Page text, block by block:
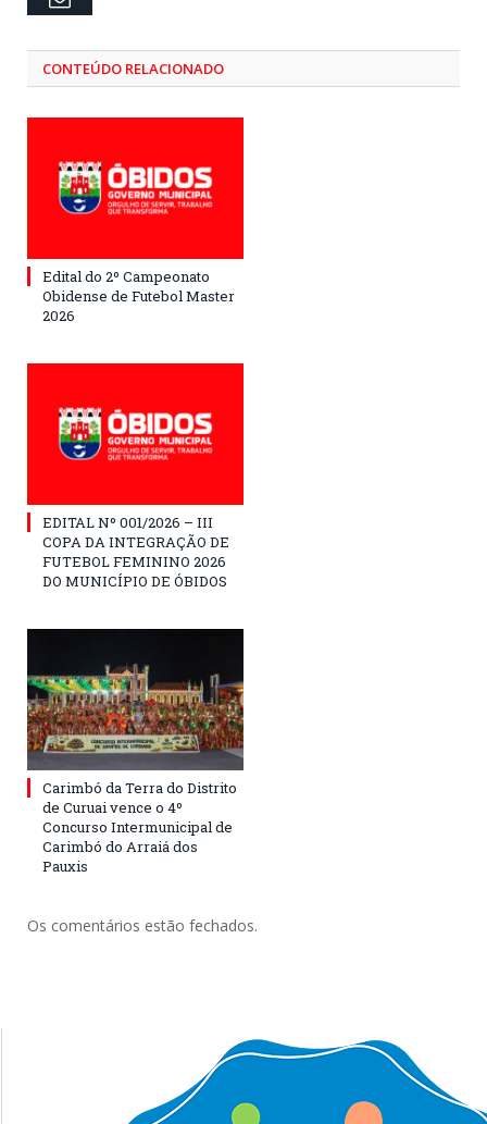
CONTEÚDO RELACIONADO
Edital do 2º Campeonato
Obidense de Futebol Master
2026
EDITAL Nº 001/2026 – III
COPA DA INTEGRAÇÃO DE
FUTEBOL FEMININO 2026
DO MUNICÍPIO DE ÓBIDOS
Carimbó da Terra do Distrito
de Curuai vence o 4º
Concurso Intermunicipal de
Carimbó do Arraiá dos
Pauxis
Os comentários estão fechados.